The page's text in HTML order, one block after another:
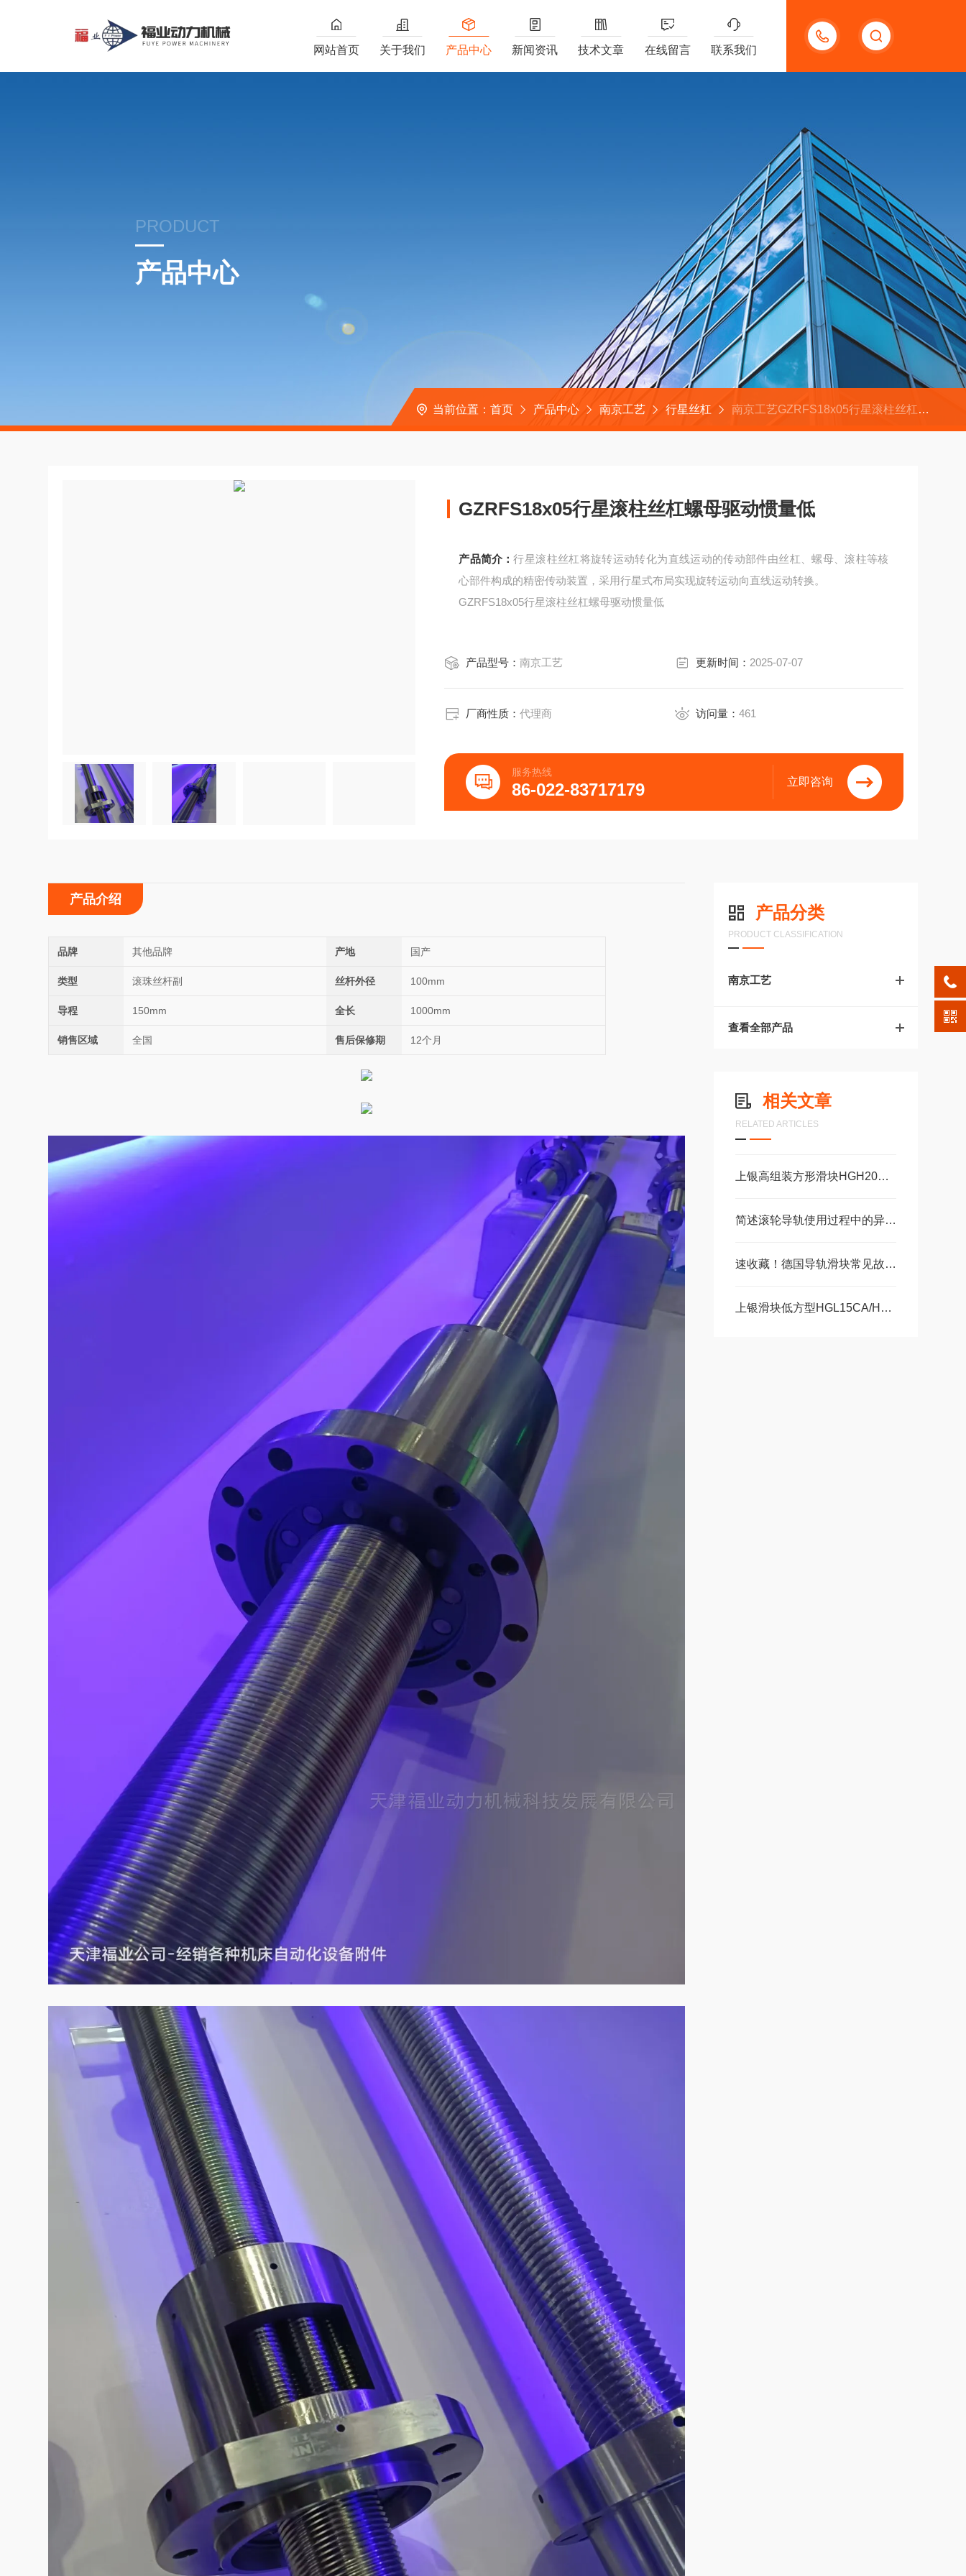
13132097161
网站首页 关于我们 产品中心 新闻资讯 技术文章 在线留言 联系我们
PRODUCT
产品中心
当前位置： 首页 产品中心 南京工艺 行星丝杠 南京工艺GZRFS18x05行星滚柱丝杠螺母驱动惯量低
GZRFS18x05行星滚柱丝杠螺母驱动惯量低
产品简介：行星滚柱丝杠将旋转运动转化为直线运动的传动部件由丝杠、螺母、滚柱等核
心部件构成的精密传动装置，采用行星式布局实现旋转运动向直线运动转换。
GZRFS18x05行星滚柱丝杠螺母驱动惯量低
产品型号：南京工艺 更新时间： 2025-07-07
厂商性质：代理商 访问量： 461
服务热线
86-022-83717179 立即咨询
产品分类
PRODUCT CLASSIFICATION
南京工艺
查看全部产品
相关文章
RELATED ARTICLES
上银高组装方形滑块HGH20CA、HGH25CA
简述滚轮导轨使用过程中的异常信号解决方法
速收藏！德国导轨滑块常见故障的解决方法分享
上银滑块低方型HGL15CA/HA，HGL25CA/HA
产品介绍
品牌 其他品牌 产地 国产
类型 滚珠丝杆副 丝杆外径 100mm
导程 150mm 全长 1000mm
销售区域 全国 售后保修期 12个月